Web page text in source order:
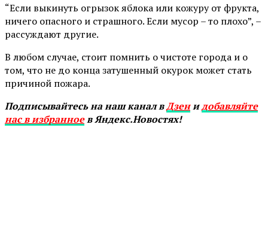
“Если выкинуть огрызок яблока или кожуру от фрукта,
ничего опасного и страшного. Если мусор – то плохо”, –
рассуждают другие.
В любом случае, стоит помнить о чистоте города и о
том, что не до конца затушенный окурок может стать
причиной пожара.
Подписывайтесь на наш канал вДзенидобавляйте
нас в избранноев Яндекс.Новостях!